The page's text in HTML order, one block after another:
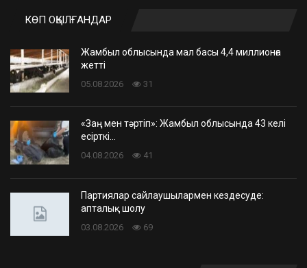
КӨП ОҚЫЛҒАНДАР
Жамбыл облысында мал басы 4,4 миллионға
жетті
05.08.2026 31
«Заң мен тәртіп»: Жамбыл облысында 43 келі
есірткі…
04.08.2026 41
Партиялар сайлаушылармен кездесуде:
апталық шолу
03.08.2026 69